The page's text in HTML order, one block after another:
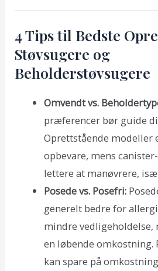
4 Tips til Bedste
Støvsugere og
Beholderstøvsugere
Omvendt vs.
præferencer bør guide
Oprettstående modeller
opbevare, mens
lettere at manøvrere,
Posede vs. Posefri:
generelt bedre for
mindre vedligeholdelse,
en løbende omkostning.
kan spare på